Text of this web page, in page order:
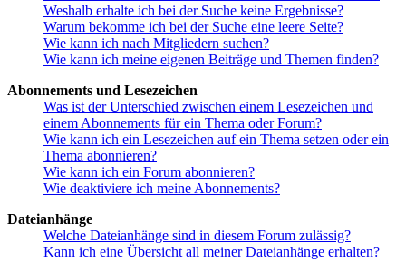
Weshalb erhalte ich bei der Suche keine Ergebnisse?
Warum bekomme ich bei der Suche eine leere Seite?
Wie kann ich nach Mitgliedern suchen?
Wie kann ich meine eigenen Beiträge und Themen finden?
Abonnements und Lesezeichen
Was ist der Unterschied zwischen einem Lesezeichen und
einem Abonnements für ein Thema oder Forum?
Wie kann ich ein Lesezeichen auf ein Thema setzen oder ein
Thema abonnieren?
Wie kann ich ein Forum abonnieren?
Wie deaktiviere ich meine Abonnements?
Dateianhänge
Welche Dateianhänge sind in diesem Forum zulässig?
Kann ich eine Übersicht all meiner Dateianhänge erhalten?